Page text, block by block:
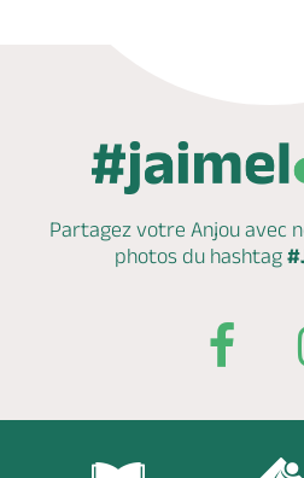
Partagez votre Anjou avec
photos du hashtag